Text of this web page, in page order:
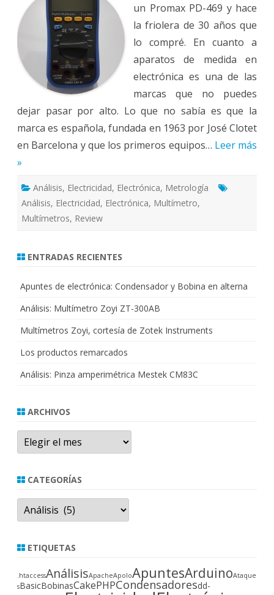
un Promax PD-469 y hace
la friolera de 30 años que
lo compré. En cuanto a
aparatos de medida en
electrónica es una de las
marcas que no puedes
dejar pasar por alto. Lo que no sabía es que la
marca es española, fundada en 1963 por José Clotet
en Barcelona y que los primeros equipos… Leer más
»
Análisis, Electricidad, Electrónica, Metrología
Análisis, Electricidad, Electrónica, Multímetro,
Multímetros, Review
ENTRADAS RECIENTES
Apuntes de electrónica: Condensador y Bobina en alterna
Análisis: Multímetro Zoyi ZT-300AB
Multímetros Zoyi, cortesía de Zotek Instruments
Los productos remarcados
Análisis: Pinza amperimétrica Mestek CM83C
ARCHIVOS
Archivos
CATEGORÍAS
Categorías
ETIQUETAS
.htaccessAnálisisApacheApoloApuntesArduinoAtaque
sBasicBobinasCakePHPCondensadoresdd-